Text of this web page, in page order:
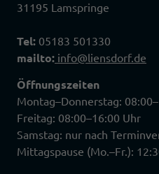
31195 Lamspringe
Tel: 05183 501330
mailto: info@liensdorf.de
Öffnungszeiten
Montag–Donnerstag:
Freitag: 08:00–16:00 Uhr
Samstag: nur nach
Mittagspause (Mo.–Fr.):